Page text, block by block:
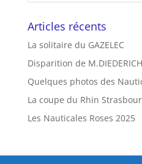
Articles récents
La solitaire du GAZELEC
Disparition de
Quelques photos des
La coupe du Rhin
Les Nauticales Roses 2025